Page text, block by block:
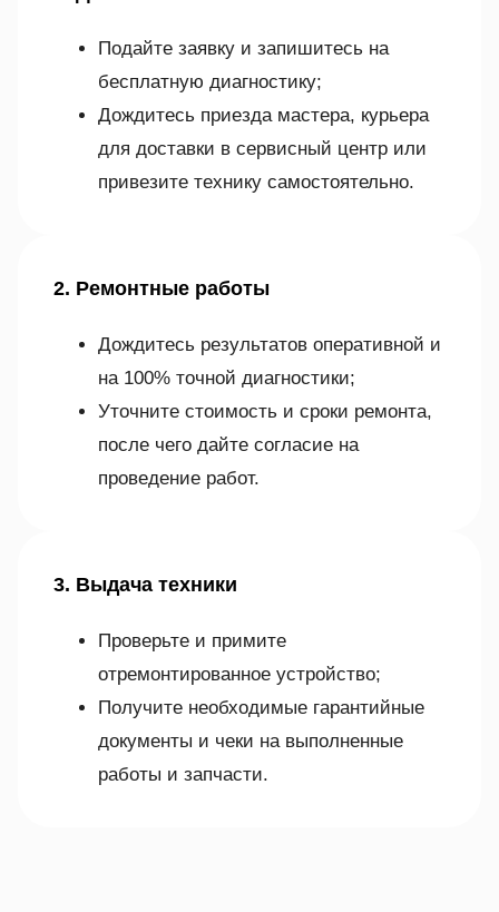
Подайте заявку и запишитесь на
бесплатную диагностику;
Дождитесь приезда мастера, курьера
для доставки в сервисный центр или
привезите технику самостоятельно.
2. Ремонтные работы
Дождитесь результатов оперативной и
на 100% точной диагностики;
Уточните стоимость и сроки ремонта,
после чего дайте согласие на
проведение работ.
3. Выдача техники
Проверьте и примите
отремонтированное устройство;
Получите необходимые гарантийные
документы и чеки на выполненные
работы и запчасти.